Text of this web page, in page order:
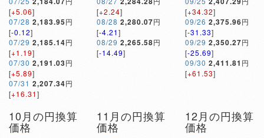
[+5.06]
07/28 2,183.95円
[-0.12]
07/29 2,185.14円
[+1.19]
07/30 2,191.03円
[+5.89]
07/31 2,207.34円
[+16.31]
[+2.24]
08/28 2,280.07円
[-4.21]
08/29 2,265.58円
[-14.49]
[+34.32]
09/26 2,375.96円
[-31.33]
09/29 2,350.27円
[-25.69]
09/30 2,411.81 円
[+61.53]
10月の円換算
価格
11月の円換算
価格
12月の円換算
価格